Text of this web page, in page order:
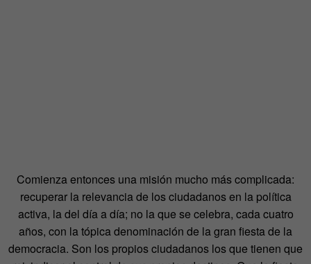
Comienza entonces una misión mucho más complicada:
recuperar la relevancia de los ciudadanos en la política
activa, la del día a día; no la que se celebra, cada cuatro
años, con la tópica denominación de la gran fiesta de la
democracia. Son los propios ciudadanos los que tienen que